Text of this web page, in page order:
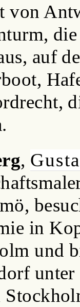
von
auf
,
in
und